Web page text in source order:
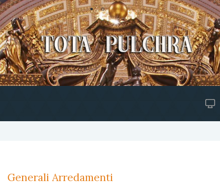
Generali Arredamenti